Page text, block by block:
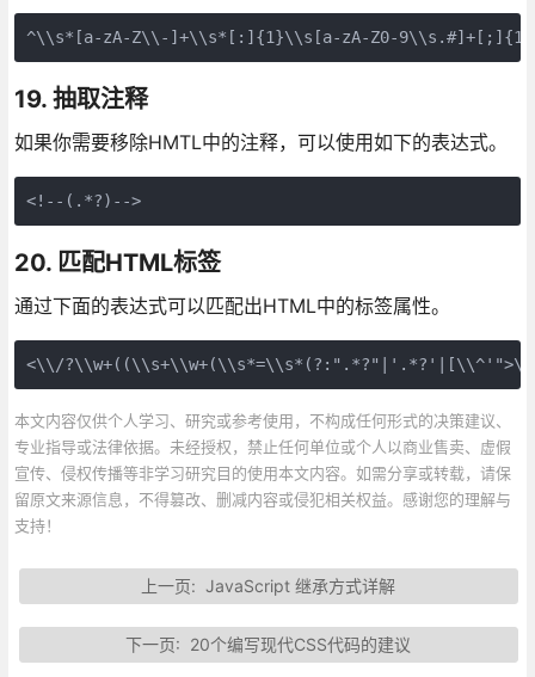
^\\s*[a-zA-Z\\-]+\\s*[:]{1}\\s[a-zA-Z0-9\\s.#]+[;]{1}
19. 抽取注释
如果你需要移除HMTL中的注释，可以使用如下的表达式。
<!--(.*?)-->
20. 匹配HTML标签
通过下面的表达式可以匹配出HTML中的标签属性。
<\\/
本文内容仅供个人学习、研究或参考使用，不构成任何形式的决策建议、
专业指导或法律依据。未经授权，禁止任何单位或个人以商业售卖、虚假
宣传、侵权传播等非学习研究目的使用本文内容。如需分享或转载，请保
留原文来源信息，不得篡改、删减内容或侵犯相关权益。感谢您的理解与
支持！
上一页:JavaScript 继承方式详解
下一页: 20个编写现代CSS代码的建议